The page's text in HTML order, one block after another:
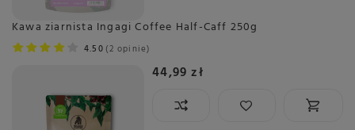
Kawa ziarnista Ingagi Coffee Half-Caff 250g
4.50 2 opinie
44,99 zł